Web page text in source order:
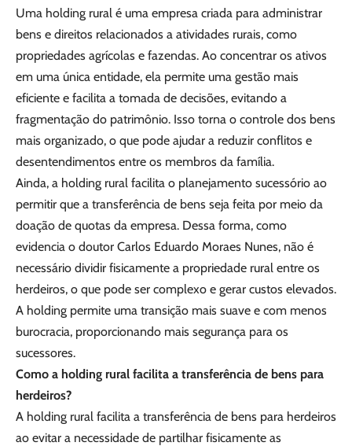
Uma holding rural é uma empresa criada para administrar
bens e direitos relacionados a atividades rurais, como
propriedades agrícolas e fazendas. Ao concentrar os ativos
em uma única entidade, ela permite uma gestão mais
eficiente e facilita a tomada de decisões, evitando a
fragmentação do patrimônio. Isso torna o controle dos bens
mais organizado, o que pode ajudar a reduzir conflitos e
desentendimentos entre os membros da família.
Ainda, a holding rural facilita o planejamento sucessório ao
permitir que a transferência de bens seja feita por meio da
doação de quotas da empresa. Dessa forma, como
evidencia o doutor Carlos Eduardo Moraes Nunes, não é
necessário dividir fisicamente a propriedade rural entre os
herdeiros, o que pode ser complexo e gerar custos elevados.
A holding permite uma transição mais suave e com menos
burocracia, proporcionando mais segurança para os
sucessores.
Como a holding rural facilita a transferência de bens para
herdeiros?
A holding rural facilita a transferência de bens para herdeiros
ao evitar a necessidade de partilhar fisicamente as